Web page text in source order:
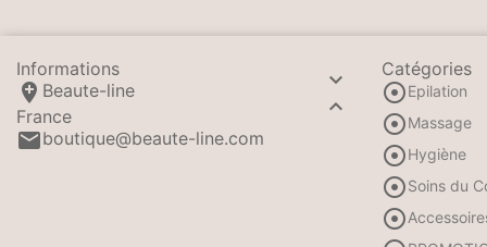
Informations


 Beaute-line
France
boutique@beaute-line.com
Catégories
Epilation
Massage
Hygiène
Soins du
